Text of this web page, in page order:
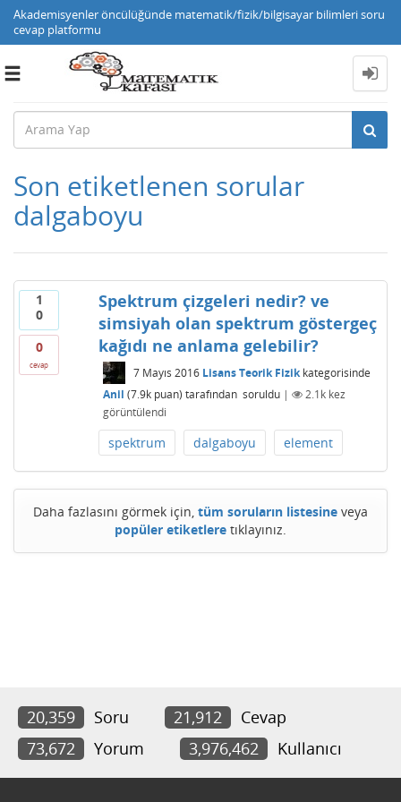
Akademisyenler öncülüğünde matematik/fizik/bilgisayar bilimleri soru
cevap platformu
Toggle
Son etiketlenen sorular
dalgaboyu
1
0
0
cevap
Spektrum çizgeleri nedir? ve
simsiyah olan spektrum göstergeç
kağıdı ne anlama gelebilir?
7 Mayıs 2016 Lisans Teorik Fizikkategorisinde
Anil (7.9kpuan) tarafından soruldu | 2.1kkez
görüntülendi
spektrum dalgaboyu element
Daha fazlasını görmek için, tüm soruların listesine veya
popüler etiketlere tıklayınız.
20,359 Soru 21,912
Cevap
73,672
Yorum 3,976,462 Kullanıcı